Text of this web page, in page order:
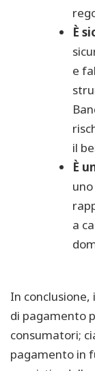
È
e
il
È
a
In conclusione,
di pagamento
consumatori;
pagamento in